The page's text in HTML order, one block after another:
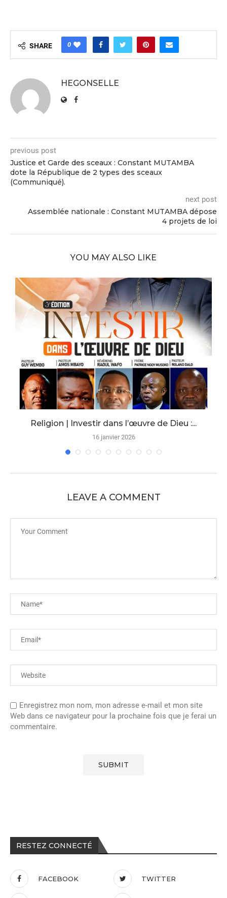
SHARE 0
HEGONSELLE
previous post
Justice et Garde des sceaux : Constant MUTAMBA
dote la République de 2 types des sceaux
(Communiqué).
next post
Assemblée nationale : Constant MUTAMBA dépose
4 projets de loi
YOU MAY ALSO LIKE
Religion | Investir dans l’œuvre de Dieu :...
16 janvier 2026
LEAVE A COMMENT
Enregistrez mon nom, mon adresse e-mail et mon site
Web dans ce navigateur pour la prochaine fois que je ferai un
commentaire.
RESTEZ CONNECTÉ
FACEBOOK TWITTER